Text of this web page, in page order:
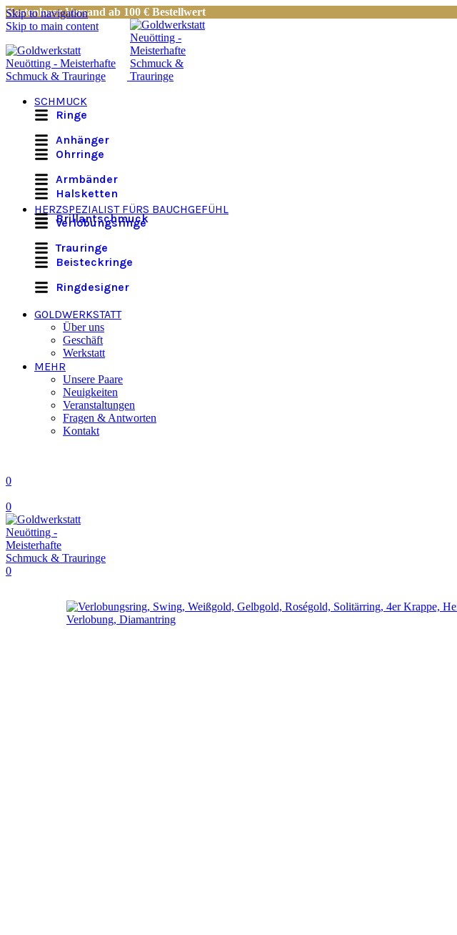
Skip to navigation
Skip to main content
Kostenloser Versand ab 100 € Bestellwert
SCHMUCK
Ringe
Anhänger
Ohrringe
Armbänder
Halsketten
Brillantschmuck
HERZSPEZIALIST FÜRS BAUCHGEFÜHL
Verlobungsringe
Trauringe
Beisteckringe
Ringdesigner
GOLDWERKSTATT
Über uns
Geschäft
Werkstatt
MEHR
Unsere Paare
Neuigkeiten
Veranstaltungen
Fragen & Antworten
Kontakt
0
0
0